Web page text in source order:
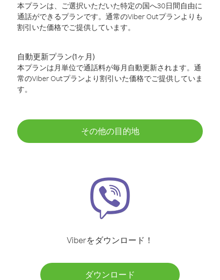
本プランは、ご選択いただいた特定の国へ30日間自由に
通話ができるプランです。通常のViber Outプランよりも
割引いた価格でご提供しています。
自動更新プラン(1ヶ月)
本プランは月単位で通話料が毎月自動更新されます。通
常のViber Outプランより割引いた価格でご提供していま
す。
その他の目的地
Viberをダウンロード！
ダウンロード